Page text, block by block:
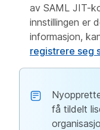
av SAML JIT-
innstillingen er
informasjon,
registrere seg
få tildelt